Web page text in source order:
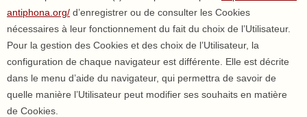
antiphona.org/ d’enregistrer ou de consulter les Cookies
nécessaires à leur fonctionnement du fait du choix de l’Utilisateur.
Pour la gestion des Cookies et des choix de l’Utilisateur, la
configuration de chaque navigateur est différente. Elle est décrite
dans le menu d’aide du navigateur, qui permettra de savoir de
quelle manière l’Utilisateur peut modifier ses souhaits en matière
de Cookies.